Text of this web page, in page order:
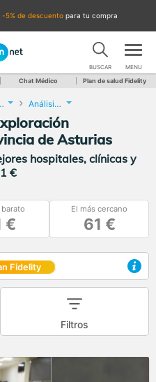
-5% de descuento para tu compra
BUSCAR MENU
Chat Médico Plan de salud Fidelity
Análisis de la pisada. Exploración Biomecánica
de Asturias
hospitales, clínicas y
€
barato
€
El más cercano
61 €
Fidelity
Filtros